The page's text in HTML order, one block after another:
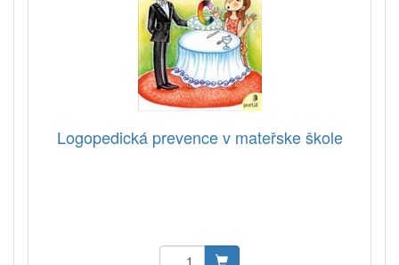
Logopedická prevence v mateřske škole